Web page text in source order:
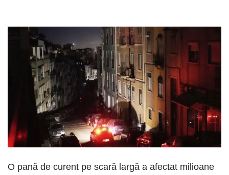
O pană de curent pe scară largă a afectat milioane